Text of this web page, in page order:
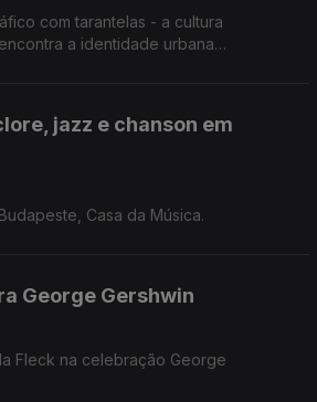
com tarantelas - a cultura
a identidade urbana
jazz e chanson em
Casa da Música.
George Gershwin
Fleck na celebração George